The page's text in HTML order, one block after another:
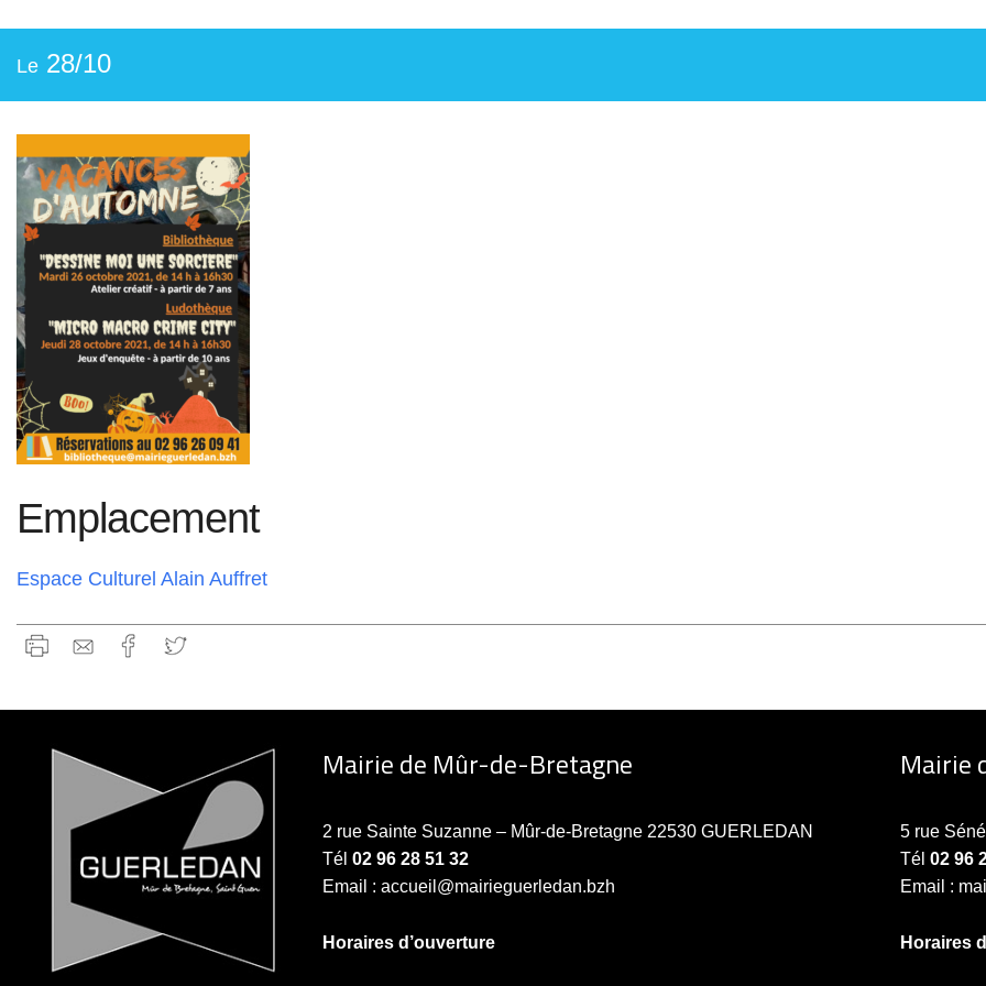
Le 28/10
Emplacement
Espace Culturel Alain Auffret
Mairie de Mûr-de-Bretagne
2 rue Sainte Suzanne – Mûr-de-Bretagne 22530 GUERLEDAN
Tél 02 96 28 51 32
Email : accueil@mairieguerledan.bzh
Horaires d’ouverture
Mairie
5 rue
Tél02 96
Email :
Horaires